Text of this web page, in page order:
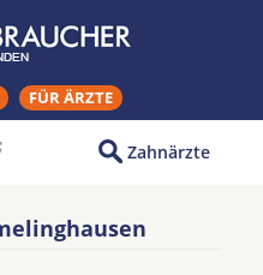
FÜR ÄRZTE
Zahnärzte